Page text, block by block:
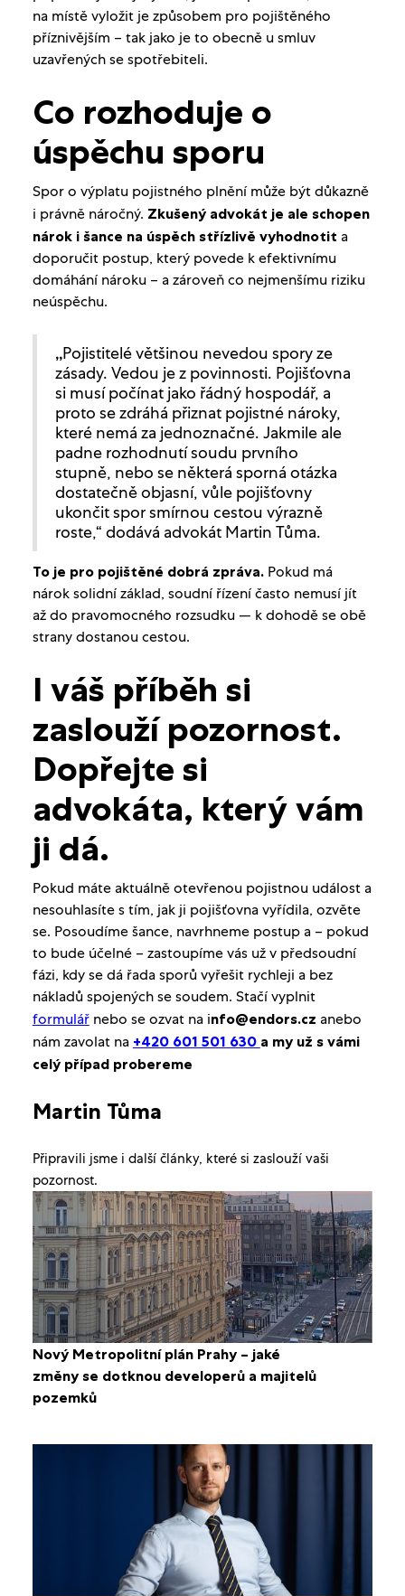
na místě vyložit je způsobem pro pojištěného
příznivějším – tak jako je to obecně u smluv
uzavřených se spotřebiteli.
Co rozhoduje o
úspěchu sporu
Spor o výplatu pojistného plnění může být důkazně
i právně náročný. Zkušený advokát je ale schopen
nárok i šance na úspěch střízlivě vyhodnotit a
doporučit postup, který povede k efektivnímu
domáhání nároku – a zároveň co nejmenšímu riziku
neúspěchu.
„Pojistitelé většinou nevedou spory ze
zásady. Vedou je z povinnosti. Pojišťovna
si musí počínat jako řádný hospodář, a
proto se zdráhá přiznat pojistné nároky,
které nemá za jednoznačné. Jakmile ale
padne rozhodnutí soudu prvního
stupně, nebo se některá sporná otázka
dostatečně objasní, vůle pojišťovny
ukončit spor smírnou cestou výrazně
roste,“ dodává advokát Martin Tůma.
To je pro pojištěné dobrá zpráva. Pokud má
nárok solidní základ, soudní řízení často nemusí jít
až do pravomocného rozsudku — k dohodě se obě
strany dostanou cestou.
I váš příběh si
zaslouží pozornost.
Dopřejte si
advokáta, který vám
ji dá.
Pokud máte aktuálně otevřenou pojistnou událost a
nesouhlasíte s tím, jak ji pojišťovna vyřídila, ozvěte
se. Posoudíme šance, navrhneme postup a – pokud
to bude účelné – zastoupíme vás už v předsoudní
fázi, kdy se dá řada sporů vyřešit rychleji a bez
nákladů spojených se soudem. Stačí vyplnit
formulářnebo se ozvat na info@endors.cz anebo
nám zavolat na +420 601 501 630 a my už s vámi
celý případ probereme
Martin Tůma
Připravili jsme i další články, které si zaslouží vaši
pozornost.
Nový Metropolitní plán Prahy – jaké
změny se dotknou developerů a majitelů
pozemků